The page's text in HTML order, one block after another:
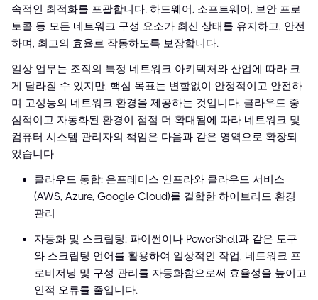
속적인 최적화를 포괄합니다. 하드웨어, 소프트웨어, 보안 프로
토콜 등 모든 네트워크 구성 요소가 최신 상태를 유지하고, 안전
하며, 최고의 효율로 작동하도록 보장합니다.
일상 업무는 조직의 특정 네트워크 아키텍처와 산업에 따라 크
게 달라질 수 있지만, 핵심 목표는 변함없이 안정적이고 안전하
며 고성능의 네트워크 환경을 제공하는 것입니다. 클라우드 중
심적이고 자동화된 환경이 점점 더 확대됨에 따라 네트워크 및
컴퓨터 시스템 관리자의 책임은 다음과 같은 영역으로 확장되
었습니다.
클라우드 통합: 온프레미스 인프라와 클라우드 서비스
(AWS, Azure, Google Cloud)를 결합한 하이브리드 환경
관리
자동화 및 스크립팅: 파이썬이나 PowerShell과 같은 도구
와 스크립팅 언어를 활용하여 일상적인 작업, 네트워크 프
로비저닝 및 구성 관리를 자동화함으로써 효율성을 높이고
인적 오류를 줄입니다.